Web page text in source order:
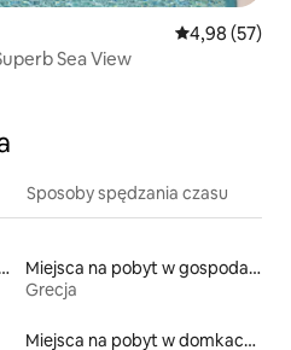
Średnia
4,98 (57)
Sea View
Sposoby spędzania czasu
w mieszkaniach
Miejsca na pobyt w gospodarstwach agroturystycznych
Grecja
Miejsca na pobyt w domkach parterowych